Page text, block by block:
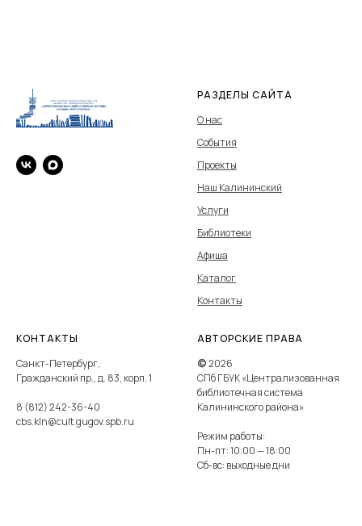
РАЗДЕЛЫ САЙТА
О нас
События
Проекты
Наш Калининский
Услуги
Библиотеки
Афиша
Каталог
Контакты
КОНТАКТЫ
Санкт-Петербург,
Гражданский пр., д. 83, корп. 1
8 (812) 242-36-40
cbs.kln@cult.gugov.spb.ru
АВТОРСКИЕ ПРАВА
©2026
СПб ГБУК «Централизованная
библиотечная система
Калининского района»
Режим работы:
Пн-пт: 10:00 — 18:00
Сб-вс: выходные дни